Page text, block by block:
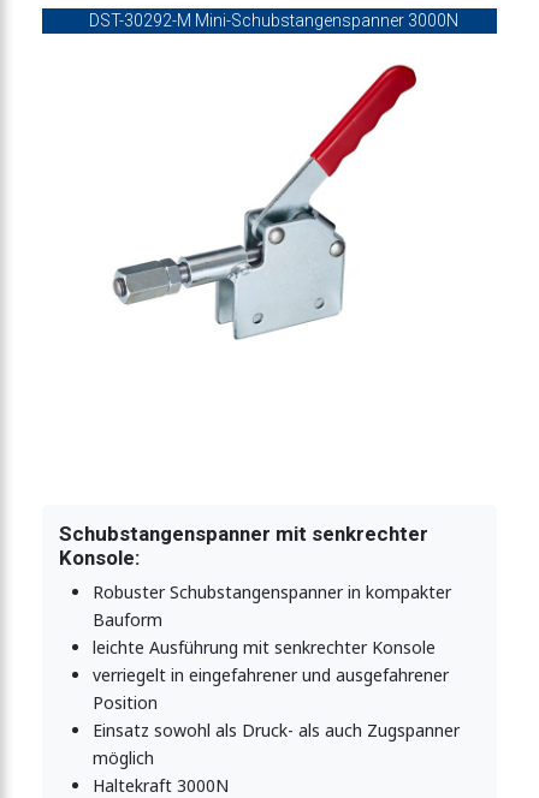
400N
1360N
1600N
1600N
DST-30292-M Mini-Schubstangenspanner 3000N
Schubstangenspanner mit senkrechter
Konsole:
Robuster Schubstangenspanner in kompakter
Bauform
leichte Ausführung mit senkrechter Konsole
verriegelt in eingefahrener und ausgefahrener
Position
Einsatz sowohl als Druck- als auch Zugspanner
möglich
Haltekraft 3000N